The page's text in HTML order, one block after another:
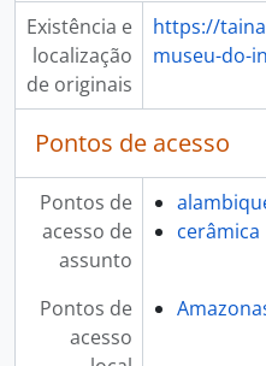
Existência e
localização
de originais
https://
museu-do-
Pontos de acesso
Pontos de
acesso de
assunto
cerâmica
Pontos de
acesso